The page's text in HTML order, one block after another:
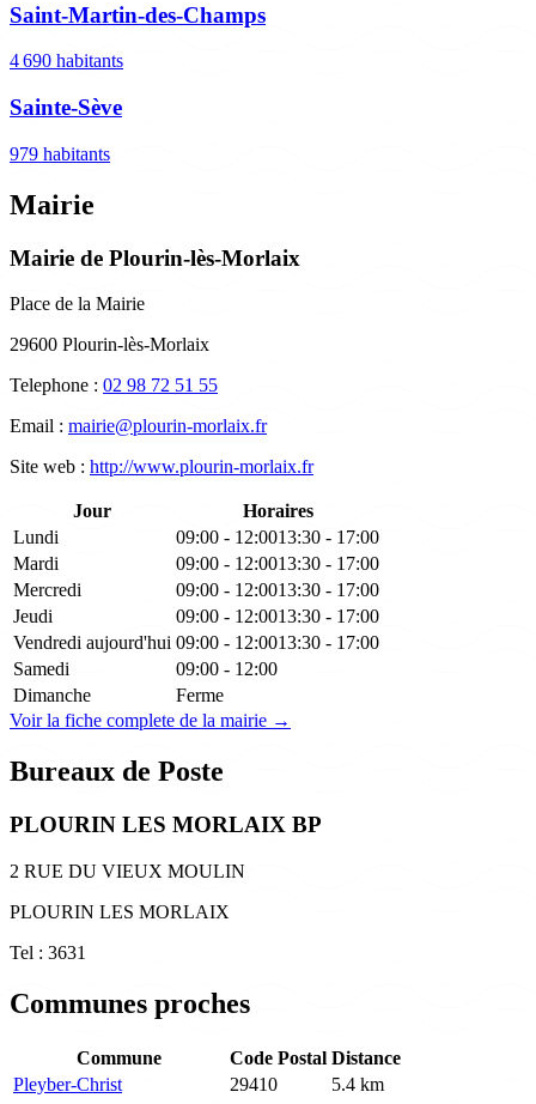
Saint-Martin-des-Champs
4 690 habitants
Sainte-Sève
979 habitants
Mairie
Mairie de Plourin-lès-Morlaix
Place de la Mairie
29600 Plourin-lès-Morlaix
Telephone : 02 98 72 51 55
Email : mairie@plourin-morlaix.fr
Site web : http://www.plourin-morlaix.fr
Jour
Horaires
Lundi
09:00 - 12:0013:30 - 17:00
Mardi
09:00 - 12:0013:30 - 17:00
Mercredi
09:00 - 12:0013:30 - 17:00
Jeudi
09:00 - 12:0013:30 - 17:00
Vendredi aujourd'hui 09:00 - 12:0013:30 - 17:00
Samedi
09:00 - 12:00
Dimanche
Ferme
Voir la fiche complete de la mairie →
Bureaux de Poste
PLOURIN LES MORLAIX BP
2 RUE DU VIEUX MOULIN
PLOURIN LES MORLAIX
Tel : 3631
Communes proches
Commune Code Postal Distance
Pleyber-Christ
29410
5.4 km